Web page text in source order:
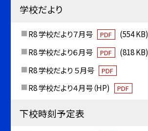
学校だより
R8 学校だより７月号 PDF
(554 KB)
R8 学校だより６月号
PDF
(818 KB)
R8 学校だより ５月号
PDF
R8 学校だより４月号（HP) PDF
下校時刻予定表